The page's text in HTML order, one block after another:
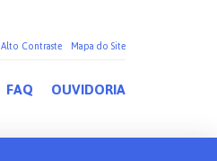
Alto Contraste Mapa do Site
FAQ OUVIDORIA